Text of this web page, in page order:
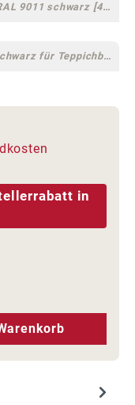
Polyamid Fußkreuz RAL 9011 schwarz [44]
DR1 Rollen schwarz für Teppichböden [10]
in